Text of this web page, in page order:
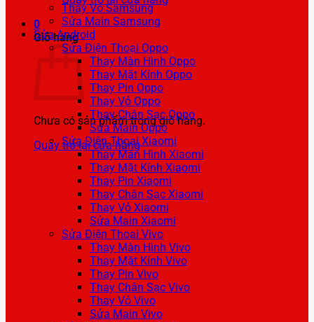
0
Giỏ hàng
Chưa có sản phẩm trong giỏ hàng.
Quay trở lại cửa hàng
Thay Vỏ Samsung
Sửa Main Samsung
Sửa Android
Sửa Điện Thoại Oppo
Thay Màn Hình Oppo
Thay Mặt Kính Oppo
Thay Pin Oppo
Thay Vỏ Oppo
Thay Chân Sạc Oppo
Sửa Main Oppo
Sửa Điện Thoại Xiaomi
Thay Màn Hình Xiaomi
Thay Mặt Kính Xiaomi
Thay Pin Xiaomi
Thay Chân Sạc Xiaomi
Thay Vỏ Xiaomi
Sửa Main Xiaomi
Sửa Điện Thoại Vivo
Thay Màn Hình Vivo
Thay Mặt Kính Vivo
Thay Pin Vivo
Thay Chân Sạc Vivo
Thay Vỏ Vivo
Sửa Main Vivo